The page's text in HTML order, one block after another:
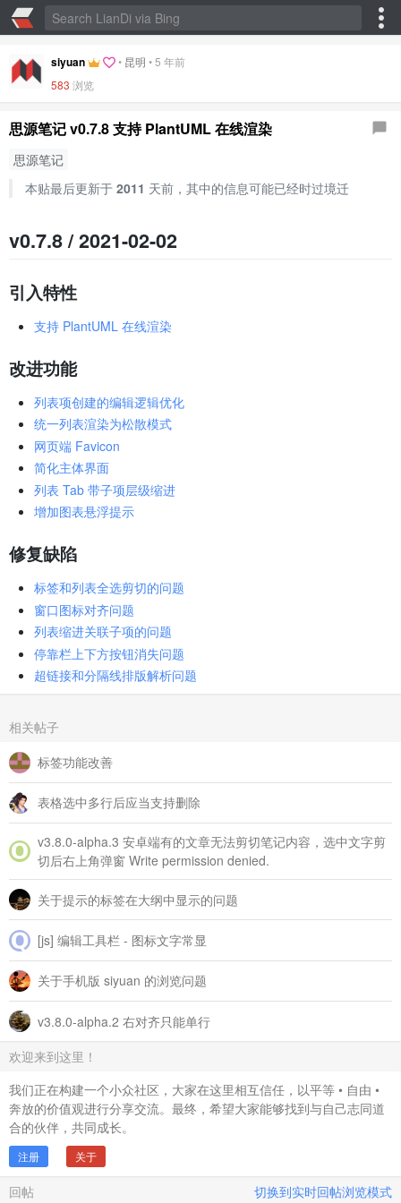
siyuan • 昆明 •5 年前
583 浏览
思源笔记 v0.7.8 支持 PlantUML 在线渲染
思源笔记
本贴最后更新于 2011 天前，其中的信息可能已经时过境迁
v0.7.8 / 2021-02-02
引入特性
支持 PlantUML 在线渲染
改进功能
列表项创建的编辑逻辑优化
统一列表渲染为松散模式
网页端 Favicon
简化主体界面
列表 Tab 带子项层级缩进
增加图表悬浮提示
修复缺陷
标签和列表全选剪切的问题
窗口图标对齐问题
列表缩进关联子项的问题
停靠栏上下方按钮消失问题
超链接和分隔线排版解析问题
相关帖子
标签功能改善
表格选中多行后应当支持删除
v3.8.0‑alpha.3 安卓端有的文章无法剪切笔记内容，选中文字剪
切后右上角弹窗 Write permission denied.
关于提示的标签在大纲中显示的问题
[js] 编辑工具栏 - 图标文字常显
关于手机版 siyuan 的浏览问题
v3.8.0-alpha.2 右对齐只能单行
欢迎来到这里！
我们正在构建一个小众社区，大家在这里相互信任，以平等 • 自由 •
奔放的价值观进行分享交流。最终，希望大家能够找到与自己志同道
合的伙伴，共同成长。
注册 关于
回帖 切换到实时回帖浏览模式